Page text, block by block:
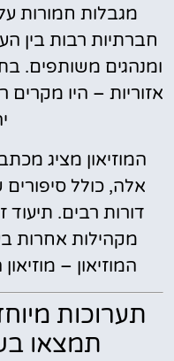
מגבלות חמורות
חברתיות רבות בין
ומנהגים משותפים.
אזוריות – היו
המוזיאון מציג
אלה, כולל
דורות רבים. תיעוד
מקהילות אחרות
המוזיאון –
תערוכות
תמצאו